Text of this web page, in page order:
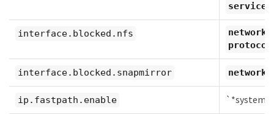
service
interface.blocked.nfs
network
protocol
interface.blocked.snapmirror
ip.fastpath.enable `*system